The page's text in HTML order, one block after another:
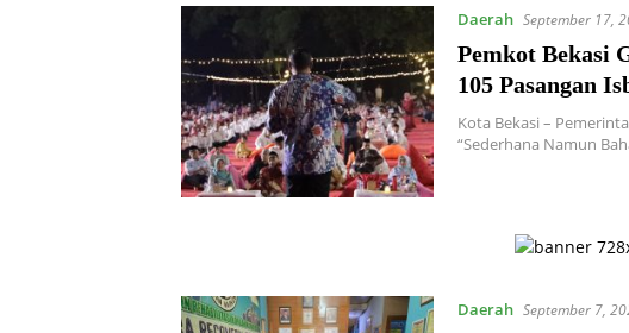
Daerah September 17,
Pemkot Bekasi
105 Pasangan
Kota Bekasi –
“Sederhana Namun
Daerah September 7,